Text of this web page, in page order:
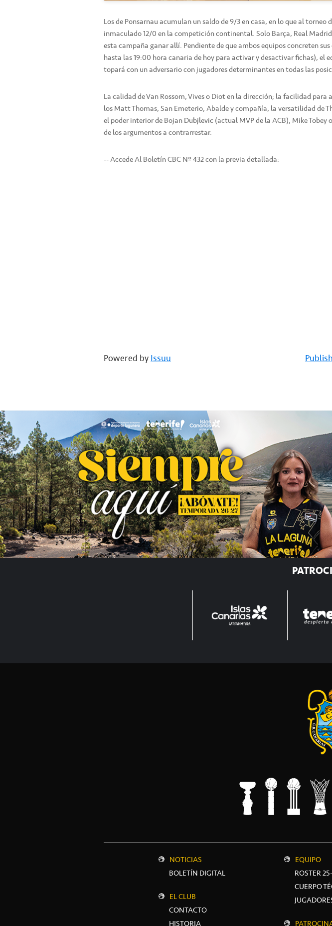
Los de Ponsarnau acumulan un saldo de 9/3 en casa, en lo que al torneo
inmaculado 12/0 en la competición continental. Solo Barça, Real
esta campaña ganar allí. Pendiente de que ambos equipos concreten
hasta las 19:00 hora canaria de hoy para activar y desactivar fichas), el
topará con un adversario con jugadores determinantes en todas las
La calidad de Van Rossom, Vives o Diot en la dirección; la facilidad para
los Matt Thomas, San Emeterio, Abalde y compañía, la versatilidad de
el poder interior de Bojan Dubjlevic (actual MVP de la ACB), Mike Tobey
de los argumentos a contrarrestar.
-- Accede Al Boletín CBC Nº 432 con la previa detallada:
Powered byIssuu
NOTICIAS
BOLETÍN DIGITAL
EL CLUB
CONTACTO
HISTORIA
EQUIPO
ROSTER
CUERPO